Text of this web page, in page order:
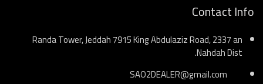
Contact Info
Randa Tower, Jeddah 7915 King Abdulaziz Road, 2337 an
Nahdah Dist.
SAO2DEALER@gmail.com